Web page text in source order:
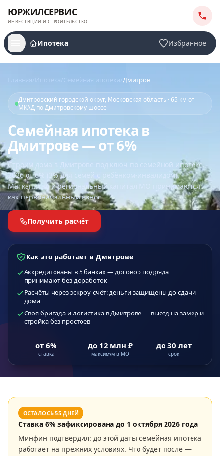
ЮРЖИЛСЕРВИС
ИНВЕСТИЦИИ И СТРОИТЕЛЬСТВО
Ипотека Избранное
Ипотека Семейная ипотека/Дмитров
Дмитровский городской округ, Московская область · 65 км от
МКАД по Дмитровскому шоссе
Семейная ипотека в
Дмитрове — от 6%
Строим дома в Дмитрове под ключ по семейной ипотеке
2026 от 6% (3% для семей с ребёнком-инвалидом).
Маткапитал и региональный капитал МО принимаются
как первоначальный взнос.
Получить расчёт
Как это работает в Дмитрове
Аккредитованы в 5 банках — договор подряда
принимают без доработок
Расчёты через эскроу-счёт: деньги защищены до сдачи
дома
Своя бригада и логистика в Дмитрове — выезд на замер и
стройка без простоев
от 6%
ставка
до 12 млн ₽
максимум в МО
до 30 лет
срок
ОСТАЛОСЬ55 ДНЕЙ
Ставка 6% зафиксирована до 1 октября 2026 года
Минфин подтвердил: до этой даты семейная ипотека
работает на прежних условиях. Что будет после —